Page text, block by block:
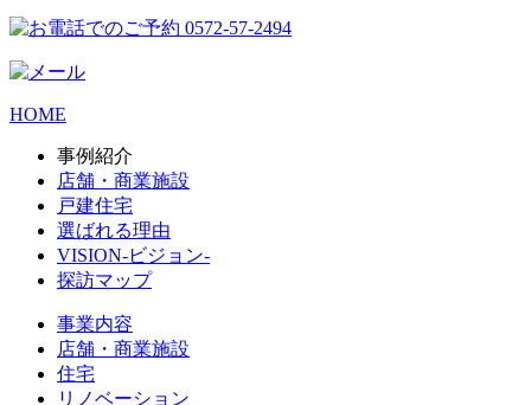
HOME
事例紹介
店舗・商業施設
戸建住宅
選ばれる理由
VISION-ビジョン-
探訪マップ
事業内容
店舗・商業施設
住宅
リノベーション